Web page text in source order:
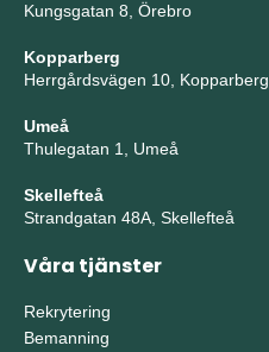
Kungsgatan 8, Örebro
Kopparberg
Herrgårdsvägen 10, Kopparberg
Umeå
Thulegatan 1, Umeå
Skellefteå
Strandgatan 48A, Skellefteå
Våra tjänster
Rekrytering
Bemanning